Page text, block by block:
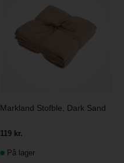
Markland Stofble, Dark Sand
119 kr.
På lager